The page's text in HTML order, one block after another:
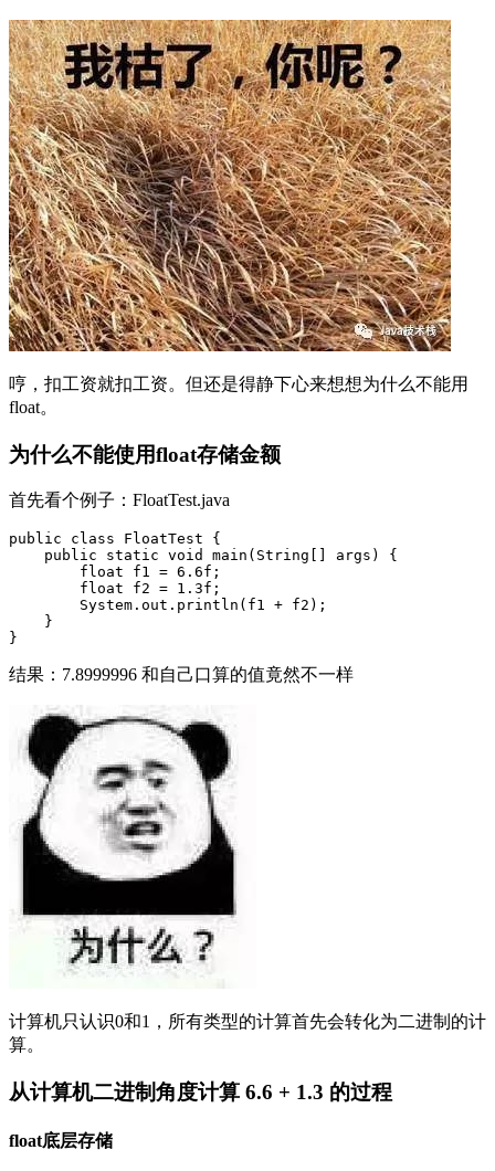
哼，扣工资就扣工资。但还是得静下心来想想为什么不能用
float。
为什么不能使用float存储金额
首先看个例子：FloatTest.java
public class FloatTest {
public static void main(String[] args) {
float f1 = 6.6f;
float f2 = 1.3f;
System.out.println(f1 + f2);
}
结果：7.8999996 和自己口算的值竟然不一样
计算机只认识0和1，所有类型的计算首先会转化为二进制的计
算。
从计算机二进制角度计算 6.6 + 1.3 的过程
float底层存储